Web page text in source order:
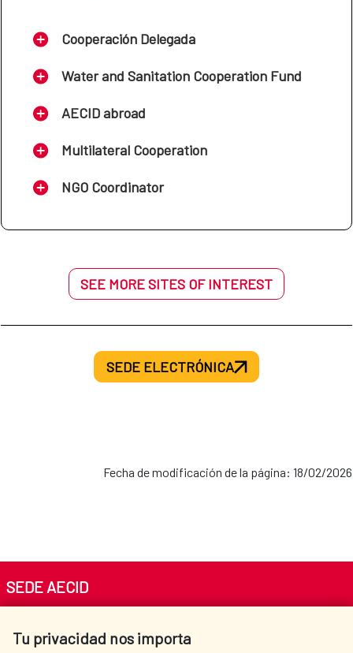
Cooperación Delegada
Water and Sanitation Cooperation Fund
AECID abroad
Multilateral Cooperation
NGO Coordinator
SEE MORE SITES OF INTEREST
SEDE ELECTRÓNICA
Fecha de modificación de la página: 18/02/2026
Tu privacidad nos importa
SEDE AECID
Tel. +34 900 20 30 54​​​​​​​